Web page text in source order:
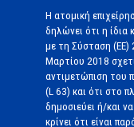
Η ατομική
δηλώνει ότι η
με τη Σύσταση (ΕΕ)
Μαρτίου 2018
αντιμετώπιση του
(L 63) και ότι στο
δημοσιεύει ή/και
κρίνει ότι είναι